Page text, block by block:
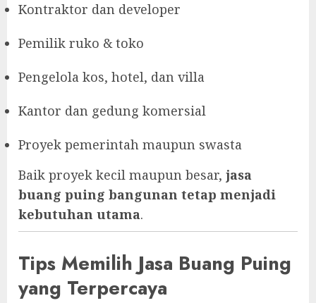
Kontraktor dan developer
Pemilik ruko & toko
Pengelola kos, hotel, dan villa
Kantor dan gedung komersial
Proyek pemerintah maupun swasta
Baik proyek kecil maupun besar, jasa
buang puing bangunan tetap menjadi
kebutuhan utama.
Tips Memilih Jasa Buang Puing
yang Terpercaya